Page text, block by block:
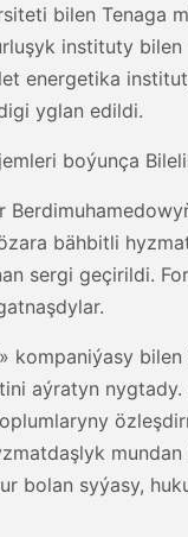
bilen Tenaga
instituty
energetika
yglan edildi.
boýunça
bähbitli
sergi geçirildi.
kompaniýasy
aýratyn nygtady.
bolan syýasy,